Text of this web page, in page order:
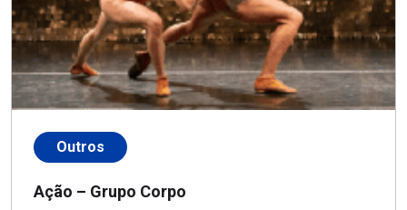
Outros
Ação – Grupo Corpo